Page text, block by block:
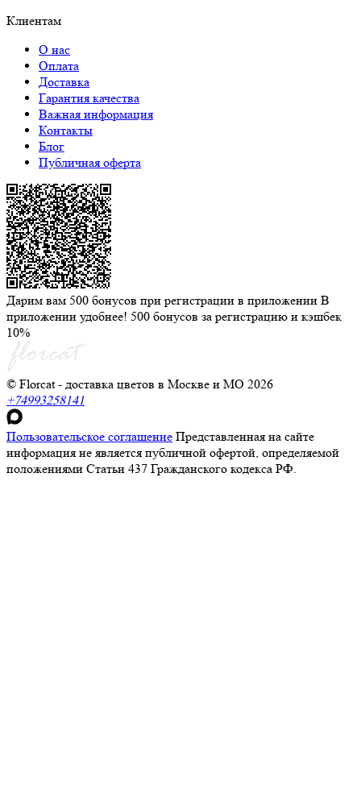
Клиентам
О нас
Оплата
Доставка
Гарантия качества
Важная информация
Контакты
Блог
Публичная оферта
Дарим вам 500 бонусов при регистрации в приложении В
приложении удобнее! 500 бонусов за регистрацию и кэшбек
10%
© Florcat - доставка цветов в Москве и МО 2026
+74993258141
Пользовательское соглашение Представленная на сайте
информация не является публичной офертой, определяемой
положениями Статьи 437 Гражданского кодекса РФ.